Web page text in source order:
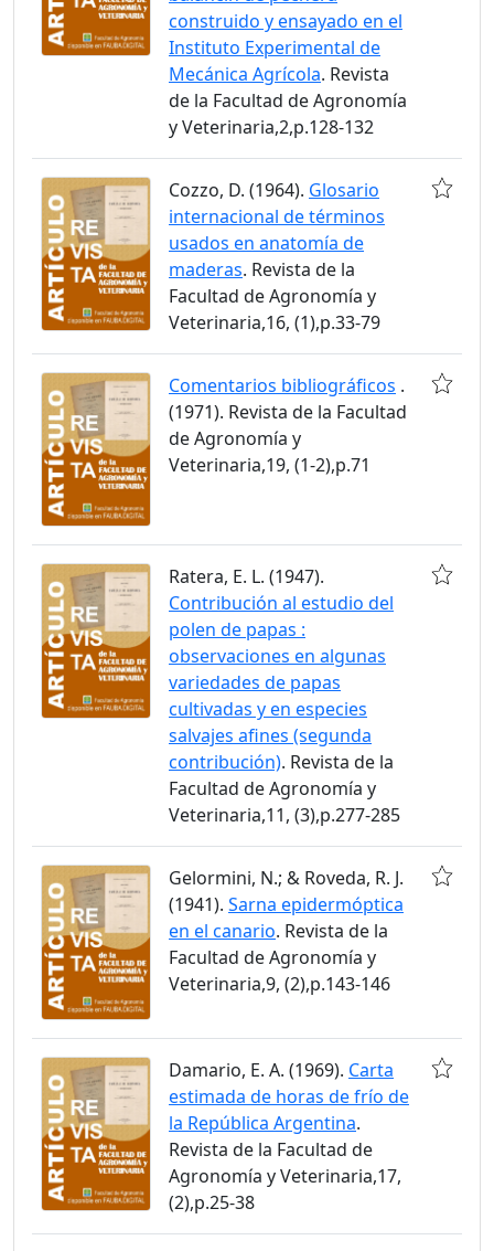
construido y ensayado en el
Instituto Experimental de
Mecánica Agrícola. Revista
de la Facultad de Agronomía
y Veterinaria,2,p.128-132
Cozzo, D. (1964). Glosario
internacional de términos
usados en anatomía de
maderas. Revista de la
Facultad de Agronomía y
Veterinaria,16, (1),p.33-79
Comentarios bibliográficos .
(1971). Revista de la Facultad
de Agronomía y
Veterinaria,19, (1-2),p.71
Ratera, E. L. (1947).
Contribución al estudio del
polen de papas :
observaciones en algunas
variedades de papas
cultivadas y en especies
salvajes afines (segunda
contribución). Revista de la
Facultad de Agronomía y
Veterinaria,11, (3),p.277-285
Gelormini, N.; & Roveda, R. J.
(1941). Sarna epidermóptica
en el canario. Revista de la
Facultad de Agronomía y
Veterinaria,9, (2),p.143-146
Damario, E. A. (1969). Carta
estimada de horas de frío de
la República Argentina.
Revista de la Facultad de
Agronomía y Veterinaria,17,
(2),p.25-38